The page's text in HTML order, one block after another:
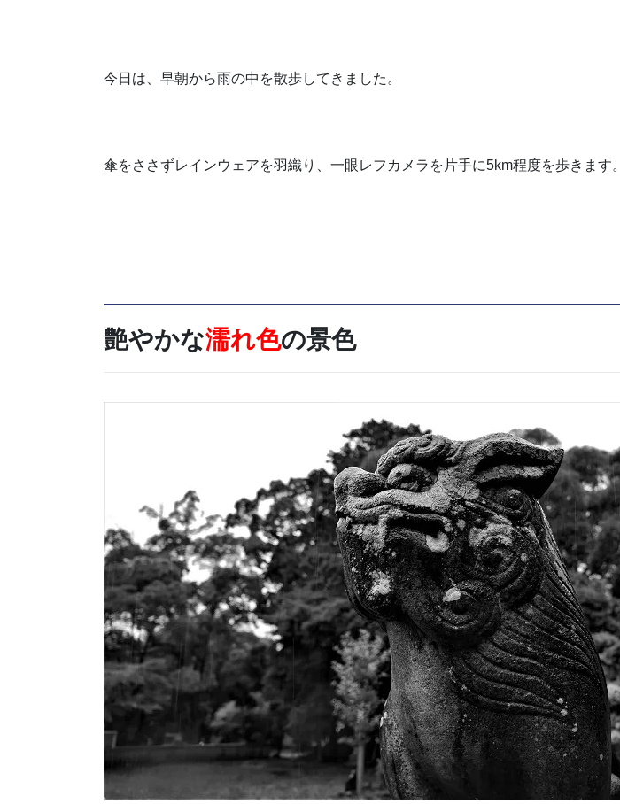
今日は、早朝から雨の中を散歩してきました。
傘をささずレインウェアを羽織り、一眼レフカメラを片手に5km程度を歩きます。
艶やかな濡れ色の景色